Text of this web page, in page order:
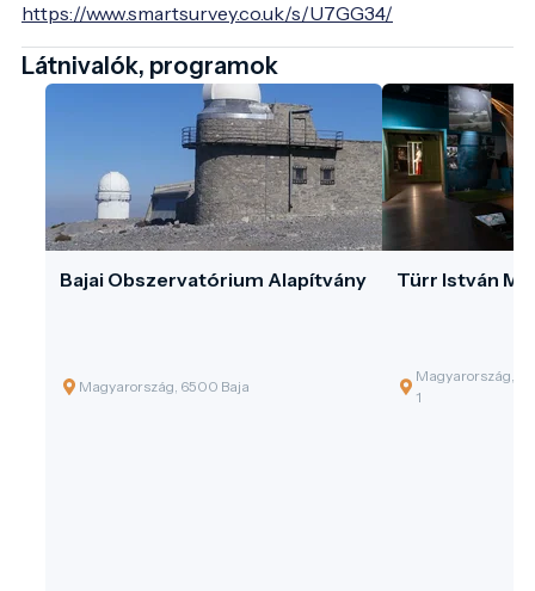
https://www.smartsurvey.co.uk/s/U7GG34/
Látnivalók, programok
Bajai Obszervatórium Alapítvány
Magyarország, 6500 Baja
Türr István
Magyarország,
1